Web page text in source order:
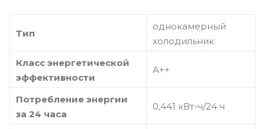
Тип
однокамерный
холодильник
Класс энергетической
эффективности
A++
Потребление энергии
за 24 часа
0,441 кВт-ч/24 ч